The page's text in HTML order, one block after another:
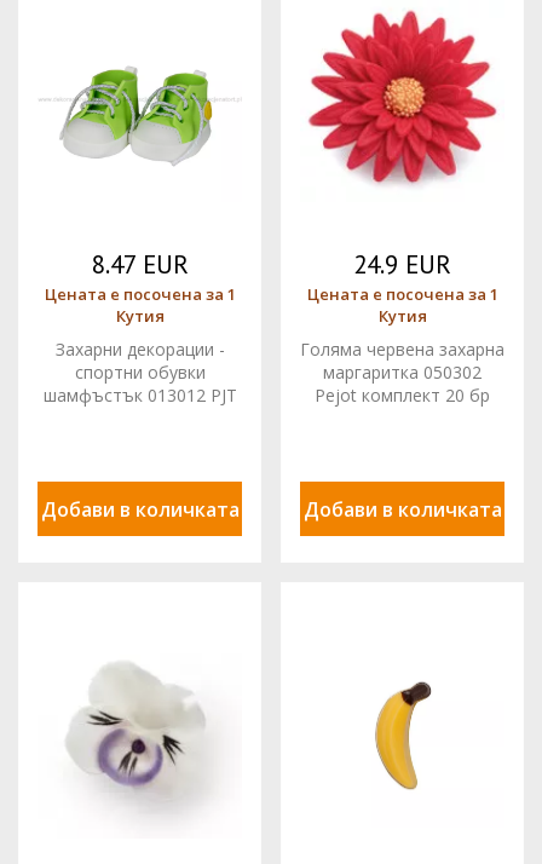
8.47 EUR
Цената е посочена за 1
Кутия
Захарни декорации -
спортни обувки
шамфъстък 013012 PJT
Добави в количката
24.9 EUR
Цената е посочена за 1
Кутия
Голяма червена захарна
маргаритка 050302
Pejot комплект 20 бр
Добави в количката